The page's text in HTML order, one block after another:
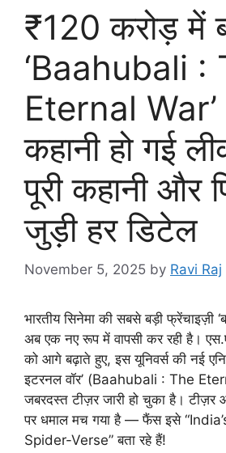
₹120 करोड़ में
‘Baahubali :
Eternal War’
कहानी हो गई
पूरी कहानी और
जुड़ी हर डिटेल
November 5, 2025 by Ravi Raj
भारतीय सिनेमा की सबसे बड़ी फ्रेंचाइज़ी
अब एक नए रूप में वापसी कर रही है।
को आगे बढ़ाते हुए, इस यूनिवर्स की नई
इटरनल वॉर’ (Baahubali : The
जबरदस्त टीज़र जारी हो चुका है। टीज़र
पर धमाल मच गया है — फैंस इसे
Spider-Verse” बता रहे हैं!